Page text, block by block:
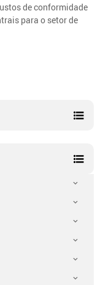
de conformidade
para o setor de